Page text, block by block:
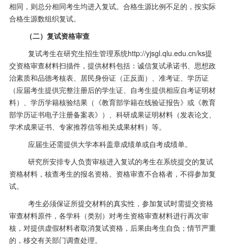
相同，则总分相同考生均进入复试。合格生源比例不足的，按实际
合格生源数组织复试。
（二）复试资格审查
复试考生在研究生招生管理系统http://yjsgl.qlu.edu.cn/ks提
交资格审查材料扫描件，提供材料包括：诚信复试承诺书、思想政
治素质和品德考核表、居民身份证（正反面）、准考证、学历证
（应届考生提供完整注册后的学生证、自考生提供相应自考证明材
料）、学历学籍核验结果（《教育部学籍在线验证报告》或《教育
部学历证书电子注册备案表》）、科研成果证明材料（发表论文、
学术成果证书、专家推荐信等相关成果材料）等。
应届生还需提供大学本科盖章成绩单或自考成绩单。
研究所安排专人负责审核进入复试的考生在系统提交的复试
资格材料，核查考生的报名资格。资格审查不合格者，不得参加复
试。
考生必须保证所提交材料的真实性，参加复试时需提交资格
审查材料原件，各学科（类别）对考生资格审查材料进行再次审
核，对提供虚假材料者取消复试资格，后果由考生自负；情节严重
的，移交有关部门调查处理。